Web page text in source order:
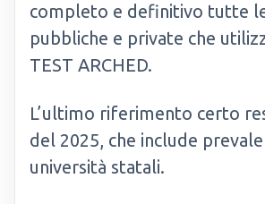
completo e definitivo tutte
pubbliche e private che
TEST ARCHED.
L’ultimo riferimento certo
del 2025, che include
università statali.